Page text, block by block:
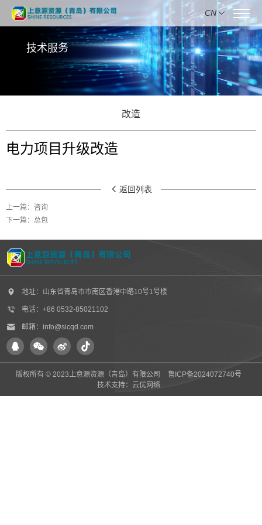
CN
技术服务
改造
电力项目升级改造
返回列表
上一篇： 咨询
下一篇： 总包
地址：山东省青岛市市南区香港中路10号1号楼
电话：+86 0532-85021102
邮箱：info@sicqd.com
版权所有 © 2023上意源资源（青岛）有限公司
鲁ICP备2024072740号
技术支持： 云优网络